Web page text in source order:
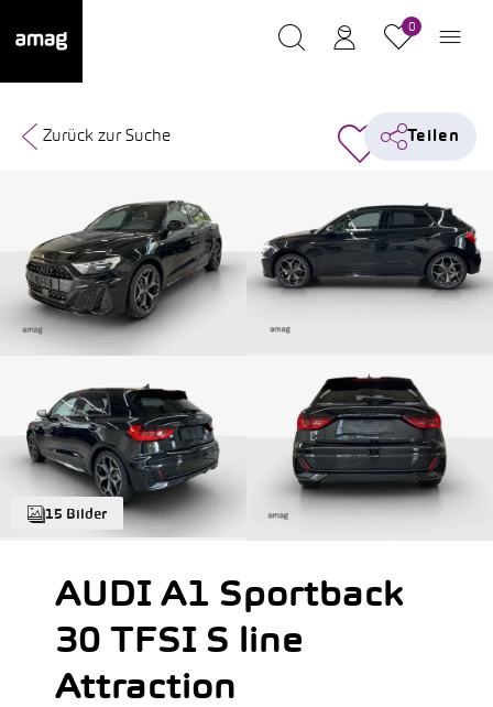
0
15 Bilder
Zurück zur Suche Teilen
AUDI A1 Sportback
30 TFSI S line
Attraction